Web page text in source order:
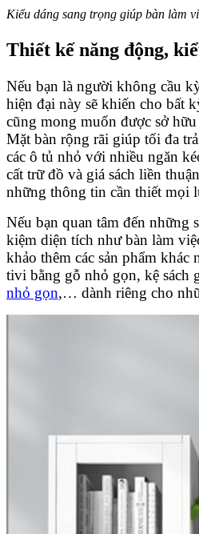
Kiểu dáng sang trọng giúp bàn làm
Thiết kế năng động,
Nếu bạn là người không cầu
hiện đại này sẽ khiến cho bất
cũng mong muốn được sở
Mặt bàn rộng rãi giúp tối đa
các ô tủ nhỏ với nhiều ngăn
cất trữ đồ và giá sách liền
những thông tin cần thiết mọi
Nếu bạn quan tâm đến những
kiệm diện tích như bàn làm
khảo thêm các sản phẩm khác
tivi bằng gỗ nhỏ gọn, kệ sách
nhỏ gọn,… dành riêng cho